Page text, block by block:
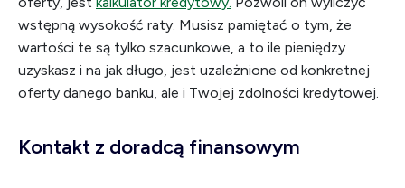
wstępną wysokość raty. Musisz pamiętać o tym, że
wartości te są tylko szacunkowe, a to ile pieniędzy
uzyskasz i na jak długo, jest uzależnione od konkretnej
oferty danego banku, ale i Twojej zdolności kredytowej.
Kontakt z doradcą finansowym